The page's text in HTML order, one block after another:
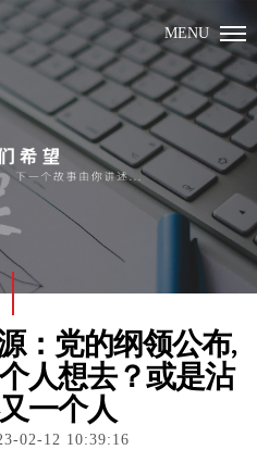
MENU
：党的纲领公布,
人想去？或是沾
一个人
02-12 10:39:16